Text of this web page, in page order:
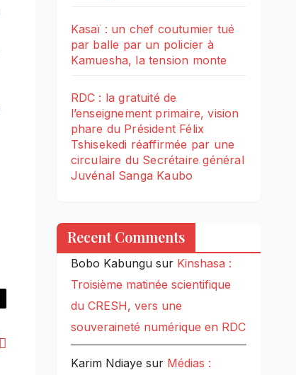
Kasaï : un chef coutumier tué
par balle par un policier à
Kamuesha, la tension monte
RDC : la gratuité de
l’enseignement primaire, vision
phare du Président Félix
Tshisekedi réaffirmée par une
circulaire du Secrétaire général
Juvénal Sanga Kaubo
Recent Comments
Bobo Kabungusur Kinshasa :
Troisième matinée scientifique
du CRESH, vers une
souveraineté numérique en RDC
Karim Ndiaye sur Médias :